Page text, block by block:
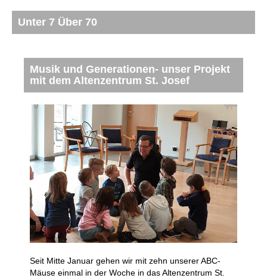
Unter 7 Über 70
Musik und Generationen- unser Projekt
mit dem Altenzentrum St. Josef
Seit Mitte Januar gehen wir mit zehn unserer ABC-
Mäuse einmal in der Woche in das Altenzentrum St.